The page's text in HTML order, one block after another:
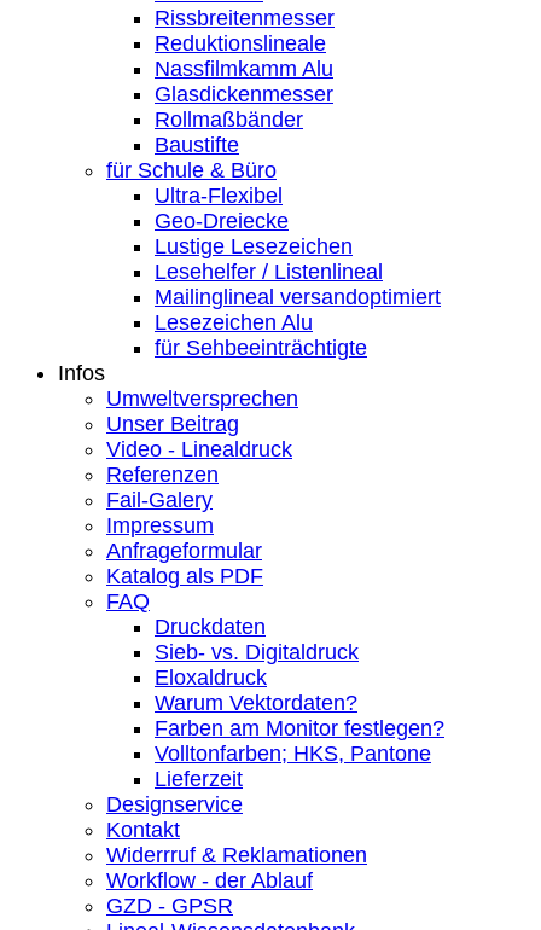
Rissbreitenmesser
Reduktionslineale
Nassfilmkamm Alu
Glasdickenmesser
Rollmaßbänder
Baustifte
für Schule & Büro
Ultra-Flexibel
Geo-Dreiecke
Lustige Lesezeichen
Lesehelfer / Listenlineal
Mailinglineal versandoptimiert
Lesezeichen Alu
für Sehbeeinträchtigte
Infos
Umweltversprechen
Unser Beitrag
Video - Linealdruck
Referenzen
Fail-Galery
Impressum
Anfrageformular
Katalog als PDF
FAQ
Druckdaten
Sieb- vs. Digitaldruck
Eloxaldruck
Warum Vektordaten?
Farben am Monitor festlegen?
Volltonfarben; HKS, Pantone
Lieferzeit
Designservice
Kontakt
Widerrruf & Reklamationen
Workflow - der Ablauf
GZD - GPSR